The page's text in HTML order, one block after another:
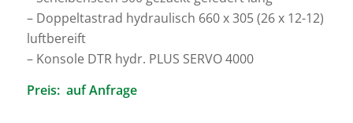
– Doppeltastrad hydraulisch 660 x 305 (26 x 12-12)
luftbereift
– Konsole DTR hydr. PLUS SERVO 4000
Preis: auf Anfrage